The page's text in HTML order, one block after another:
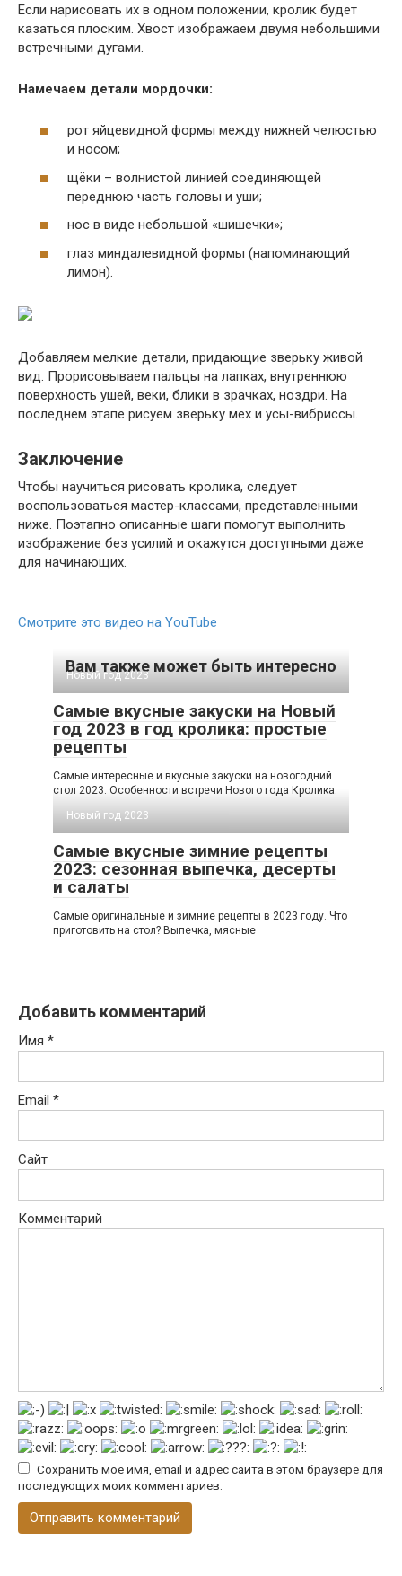
Если нарисовать их в одном положении, кролик будет
казаться плоским. Хвост изображаем двумя небольшими
встречными дугами.
Намечаем детали мордочки:
рот яйцевидной формы между нижней челюстью
и носом;
щёки – волнистой линией соединяющей
переднюю часть головы и уши;
нос в виде небольшой «шишечки»;
глаз миндалевидной формы (напоминающий
лимон).
Добавляем мелкие детали, придающие зверьку живой
вид. Прорисовываем пальцы на лапках, внутреннюю
поверхность ушей, веки, блики в зрачках, ноздри. На
последнем этапе рисуем зверьку мех и усы-вибриссы.
Заключение
Чтобы научиться рисовать кролика, следует
воспользоваться мастер-классами, представленными
ниже. Поэтапно описанные шаги помогут выполнить
изображение без усилий и окажутся доступными даже
для начинающих.
Смотрите это видео на YouTube
Вам также может быть интересно
Новый год 2023
Самые вкусные закуски на Новый
год 2023 в год кролика: простые
рецепты
Самые интересные и вкусные закуски на новогодний
стол 2023. Особенности встречи Нового года Кролика.
Новый год 2023
Самые вкусные зимние рецепты
2023: сезонная выпечка, десерты
и салаты
Самые оригинальные и зимние рецепты в 2023 году. Что
приготовить на стол? Выпечка, мясные
Добавить комментарий
Имя *
Email *
Сайт
Комментарий
Сохранить моё имя, email и адрес сайта в этом браузере для
последующих моих комментариев.